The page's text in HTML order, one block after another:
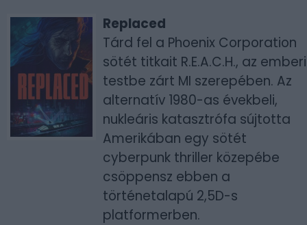
Replaced
Tárd fel a Phoenix Corporation
sötét titkait R.E.A.C.H., az emberi
testbe zárt MI szerepében. Az
alternatív 1980-as évekbeli,
nukleáris katasztrófa sújtotta
Amerikában egy sötét
cyberpunk thriller közepébe
csöppensz ebben a
történetalapú 2,5D-s
platformerben.